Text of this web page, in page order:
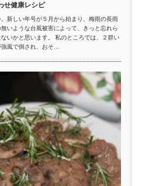
せ健康レシピ
新しい年号が５月から始まり、梅雨の長雨
いような台風被害によって、きっと忘れら
いかと思います。 私のところでは、２群い
風で倒され、おそ…